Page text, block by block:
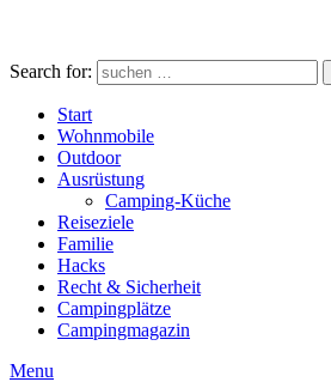
Search for:
Start
Wohnmobile
Outdoor
Ausrüstung
Camping-Küche
Reiseziele
Familie
Hacks
Recht & Sicherheit
Campingplätze
Campingmagazin
Menu